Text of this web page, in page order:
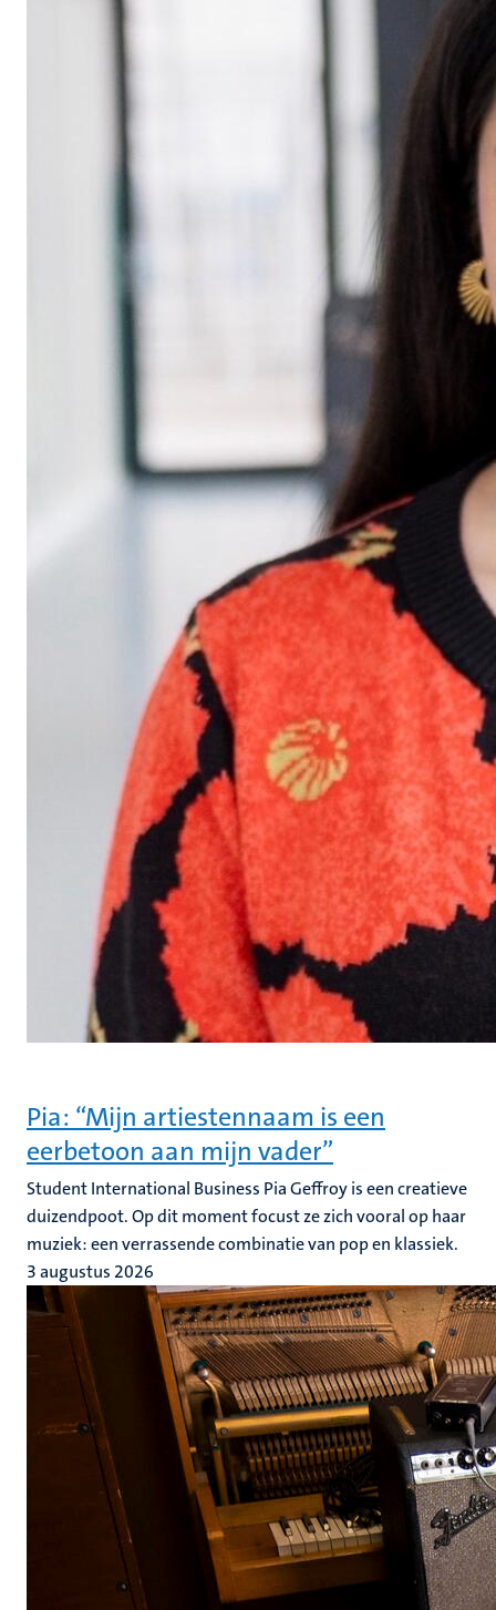
Pia: “Mijn artiestennaam is een
eerbetoon aan mijn vader”
Student International Business Pia Geffroy is een creatieve
duizendpoot. Op dit moment focust ze zich vooral op haar
muziek: een verrassende combinatie van pop en klassiek.
3 augustus 2026